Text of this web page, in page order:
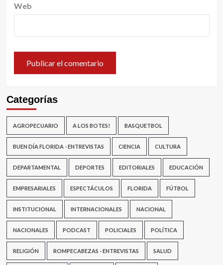
Web
Categorías
AGROPECUARIO A LOS BOTES! BASQUETBOL
BUEN DÍA FLORIDA - ENTREVISTAS CIENCIA CULTURA
DEPARTAMENTAL DEPORTES EDITORIALES EDUCACIÓN
EMPRESARIALES ESPECTÁCULOS FLORIDA FÚTBOL
INSTITUCIONAL INTERNACIONALES NACIONAL
NACIONALES PODCAST POLICIALES POLÍTICA
RELIGIÓN ROMPECABEZAS - ENTREVISTAS SALUD